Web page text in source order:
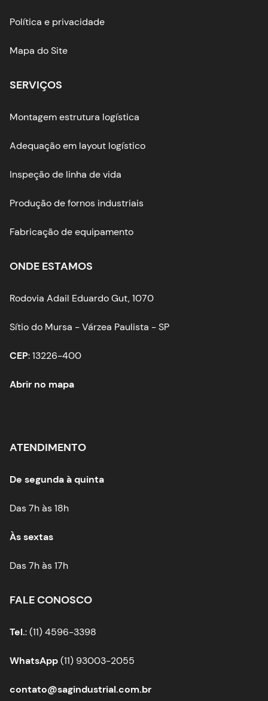
Política e privacidade
Mapa do Site
SERVIÇOS
Montagem estrutura logística
Adequação em layout logístico
Inspeção de linha de vida
Produção de fornos industriais
Fabricação de equipamento
ONDE ESTAMOS
Rodovia Adail Eduardo Gut, 1070
Sítio do Mursa - Várzea Paulista - SP
CEP: 13226-400
Abrir no mapa
ATENDIMENTO
De segunda à quinta
Das 7h às 18h
Às sextas
Das 7h às 17h
FALE CONOSCO
Tel.: (11) 4596-3398
WhatsApp(11) 93003-2055
contato@sagindustrial.com.br